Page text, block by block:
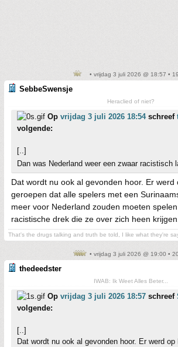
• vrijdag 3 juli 2026 @ 18:57 • 19
SebbeSwensje
Heraclied of niet?
Op vrijdag 3 juli 2026 18:54schreef
volgende:
[..]
Dan was Nederland weer een zwaar racistisch
Dat wordt nu ook al gevonden hoor. Er werd
geroepen dat alle spelers met een
meer voor Nederland zouden moeten
racistische drek die ze over zich heen krijgen.
That's the drugs talking and truth be told, I like what they're
• vrijdag 3 juli 2026 @ 19:00 • 20
thedeedster
IWAB: Ik Weet Alles Beter...
Op vrijdag 3 juli 2026 18:57 schreef
volgende:
[..]
Dat wordt nu ook al gevonden hoor. Er werd